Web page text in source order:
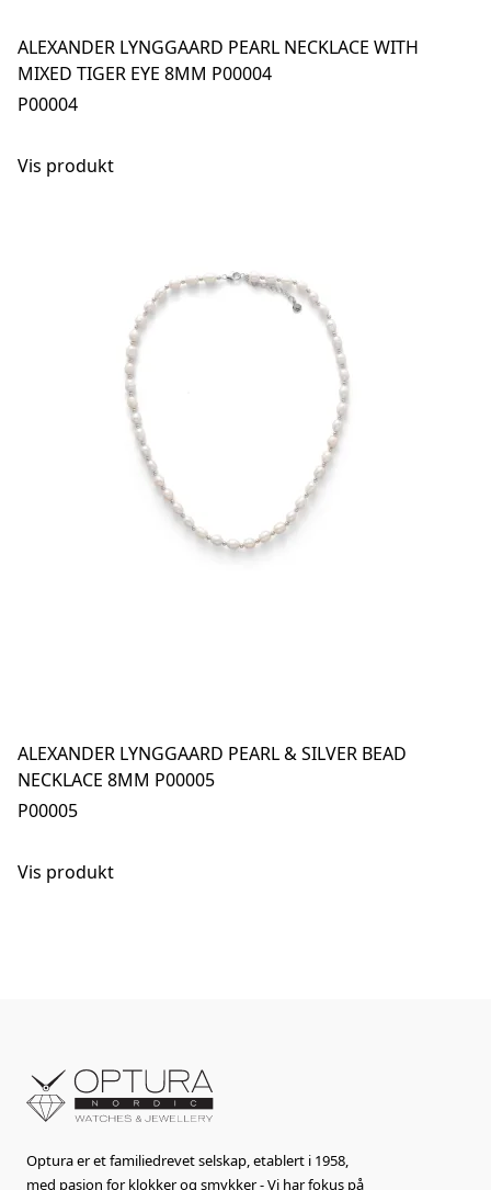
ALEXANDER LYNGGAARD PEARL NECKLACE WITH
MIXED TIGER EYE 8MM P00004
P00004
Vis produkt
ALEXANDER LYNGGAARD PEARL & SILVER BEAD
NECKLACE 8MM P00005
P00005
Vis produkt
Optura er et familiedrevet selskap, etablert i 1958,
med pasjon for klokker og smykker - Vi har fokus på